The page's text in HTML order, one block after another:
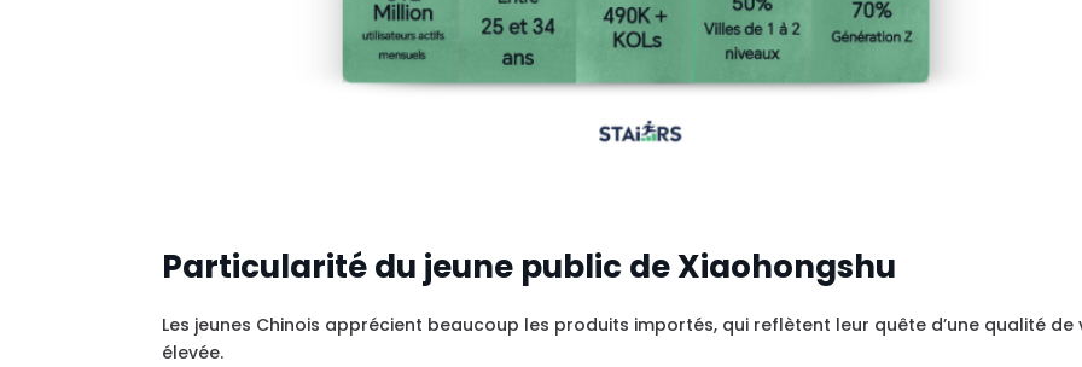
Particularité du jeune public de Xiaohongshu
Les jeunes Chinois apprécient beaucoup les produits importés, qui reflètent leur quête d’une qualité de
élevée.